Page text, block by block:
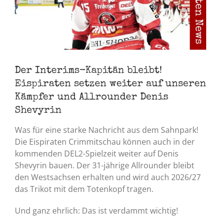
Der Interims-Kapitän bleibt!
Eispiraten setzen weiter auf unseren
Kämpfer und Allrounder Denis
Shevyrin
Was für eine starke Nachricht aus dem Sahnpark!
Die Eispiraten Crimmitschau können auch in der
kommenden DEL2-Spielzeit weiter auf Denis
Shevyrin bauen. Der 31-jährige Allrounder bleibt
den Westsachsen erhalten und wird auch 2026/27
das Trikot mit dem Totenkopf tragen.
Und ganz ehrlich: Das ist verdammt wichtig!